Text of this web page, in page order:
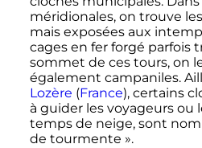
méridionales, on trouve
mais exposées aux
cages en fer forgé parfois
sommet de ces tours, on
également campaniles.
Lozère (France), certains
à guider les voyageurs ou
temps de neige, sont
de tourmente ».